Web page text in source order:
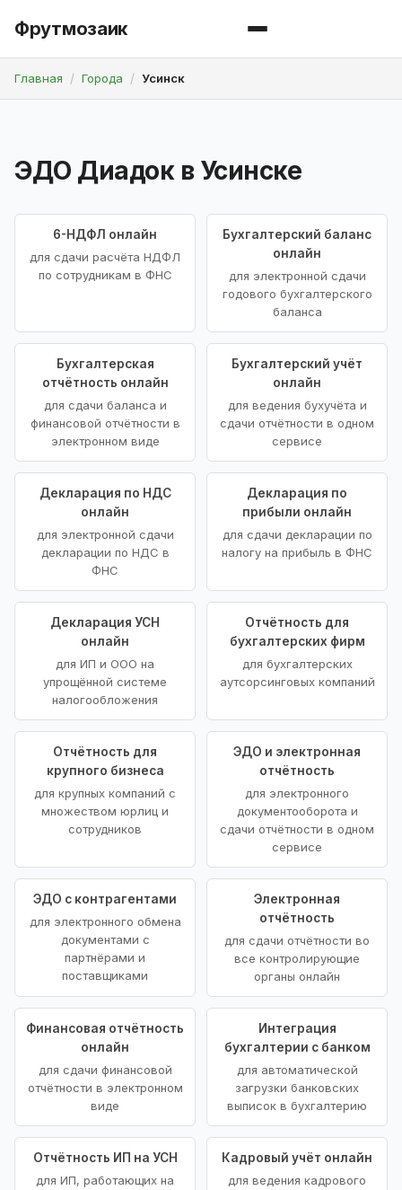
Фрутмозаик
Главная Города Усинск
ЭДО Диадок в Усинске
6-НДФЛ онлайн
для сдачи расчёта НДФЛ
по сотрудникам в ФНС
Бухгалтерский баланс
онлайн
для электронной сдачи
годового бухгалтерского
баланса
Бухгалтерская
отчётность онлайн
для сдачи баланса и
финансовой отчётности в
электронном виде
Бухгалтерский учёт
онлайн
для ведения бухучёта и
сдачи отчётности в одном
сервисе
Декларация по НДС
онлайн
для электронной сдачи
декларации по НДС в
ФНС
Декларация по
прибыли онлайн
для сдачи декларации по
налогу на прибыль в ФНС
Декларация УСН
онлайн
для ИП и ООО на
упрощённой системе
налогообложения
Отчётность для
бухгалтерских фирм
для бухгалтерских
аутсорсинговых компаний
Отчётность для
крупного бизнеса
для крупных компаний с
множеством юрлиц и
сотрудников
ЭДО и электронная
отчётность
для электронного
документооборота и
сдачи отчётности в одном
сервисе
ЭДО с контрагентами
для электронного обмена
документами с
партнёрами и
поставщиками
Электронная
отчётность
для сдачи отчётности во
все контролирующие
органы онлайн
Финансовая отчётность
онлайн
для сдачи финансовой
отчётности в электронном
виде
Интеграция
бухгалтерии с банком
для автоматической
загрузки банковских
выписок в бухгалтерию
Отчётность ИП на УСН
для ИП, работающих на
Кадровый учёт онлайн
для ведения кадрового